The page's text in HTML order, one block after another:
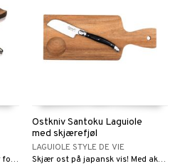
Skjærefjøl i akasie som passer for å skjære pølse, men også ost. Skjærefjølen er lett skålformet for å holde pølsen på plass.
Ostkniv Santoku Laguiole
med skjærefjøl
LAGUIOLE STYLE DE VIE
Skjær ost på japansk vis! Med akasietrefjølen og den svarte Laguiole Style de Vie Santoku oste kniven får skjæring av ost en helt ny opplevelse.